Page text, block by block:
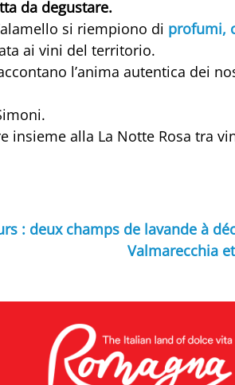
da degustare.
si riempiono di profumi,
ai vini del territorio.
l’anima autentica dei
insieme alla La Notte Rosa tra
: deux champs de lavande à
Valmarecchia